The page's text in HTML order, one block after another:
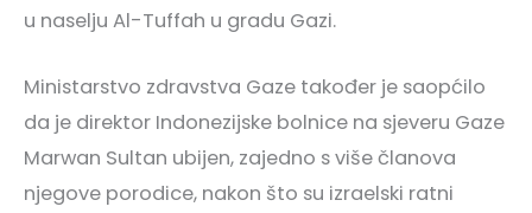
u naselju Al-Tuffah u gradu Gazi.
Ministarstvo zdravstva Gaze također je saopćilo
da je direktor Indonezijske bolnice na sjeveru Gaze
Marwan Sultan ubijen, zajedno s više članova
njegove porodice, nakon što su izraelski ratni